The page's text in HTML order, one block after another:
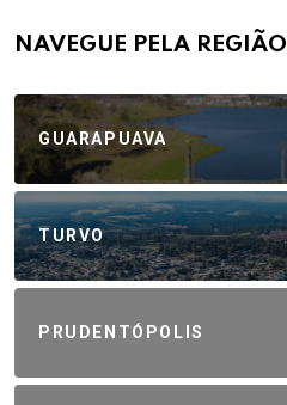
NAVEGUE PELA REGIÃO
GUARAPUAVA
TURVO
PRUDENTÓPOLIS